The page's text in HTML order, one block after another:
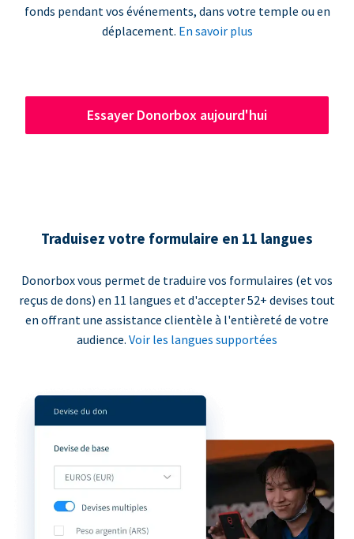
fonds pendant vos événements, dans votre temple ou en
déplacement. En savoir plus
Essayer Donorbox aujourd'hui
Traduisez votre formulaire en 11 langues
Donorbox vous permet de traduire vos formulaires (et vos
reçus de dons) en 11 langues et d'accepter 52+ devises tout
en offrant une assistance clientèle à l'entièreté de votre
audience. Voir les langues supportées